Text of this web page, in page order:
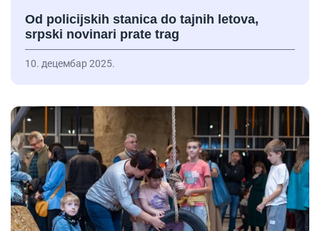
Od policijskih stanica do tajnih letova,
srpski novinari prate trag
10. децембар 2025.